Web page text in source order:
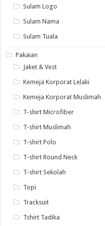
Sulam Logo
Sulam Nama
Sulam Tuala
Pakaian
Jaket & Vest
Kemeja Korporat Lelaki
Kemeja Korporat Muslimah
T-shirt Microfiber
T-shirt Muslimah
T-shirt Polo
T-shirt Round Neck
T-shirt Sekolah
Topi
Tracksuit
Tshirt Tadika